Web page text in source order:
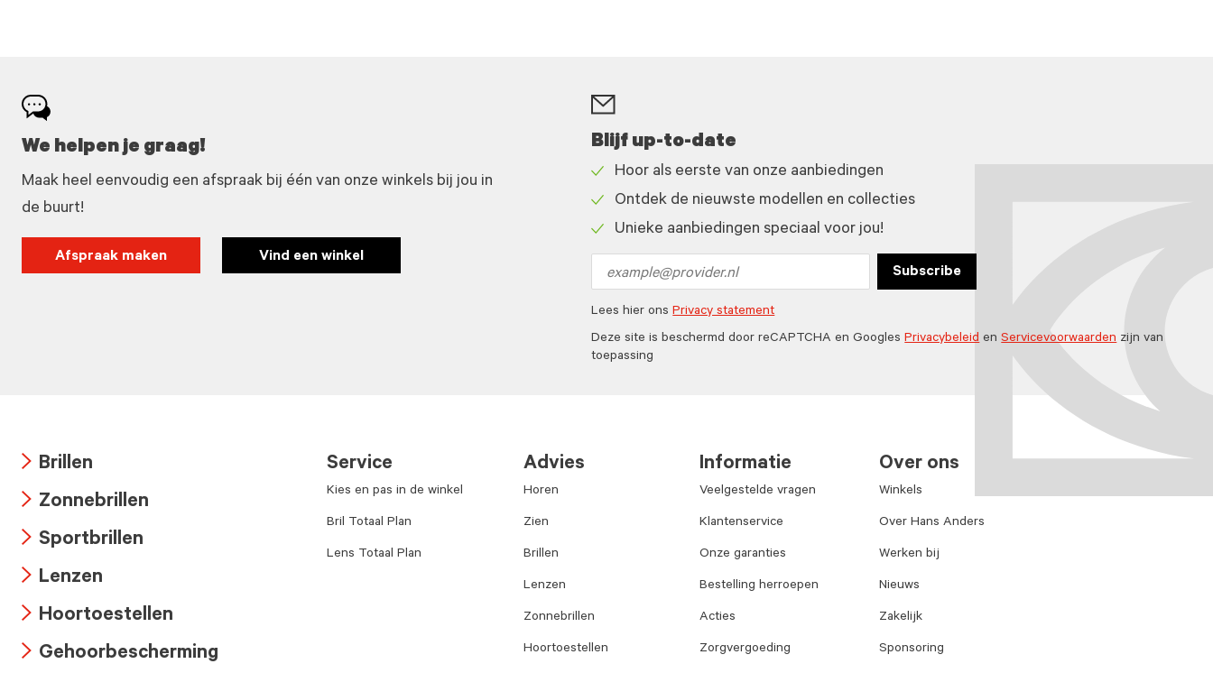
We helpen je graag!
Maak heel eenvoudig een afspraak bij één van onze winkels bij jou in
de buurt!
Afspraak maken Vind een winkel
Blijf up-to-date
icon
Hoor als eerste van onze aanbiedingen
icon
Ontdek de nieuwste modellen en collecties
Unieke aanbiedingen speciaal voor jou!
address
Subscribe
Lees hier onsPrivacy statement
Deze site is beschermd door reCAPTCHA en GooglesPrivacybeleidenServicevoorwaardenzijn van
toepassing
icon
Brillen
icon
Zonnebrillen
icon
Sportbrillen
icon
Lenzen
icon
Hoortoestellen
Gehoorbescherming
Service
Kies en pas in de winkel
Bril Totaal Plan
Lens Totaal Plan
Advies
Horen
Zien
Brillen
Lenzen
Zonnebrillen
Hoortoestellen
Informatie
Veelgestelde vragen
Klantenservice
Onze garanties
Bestelling herroepen
Acties
Zorgvergoeding
Over ons
Winkels
Over Hans Anders
Werken bij
Nieuws
Zakelijk
Sponsoring